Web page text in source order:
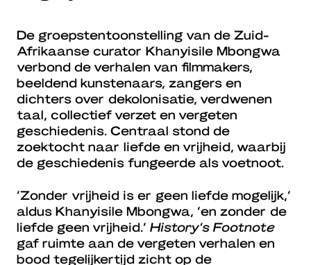
De groepstentoonstelling van de Zuid-
Afrikaanse curator Khanyisile Mbongwa
verbond de verhalen van filmmakers,
beeldend kunstenaars, zangers en
dichters over dekolonisatie, verdwenen
taal, collectief verzet en vergeten
geschiedenis. Centraal stond de
zoektocht naar liefde en vrijheid, waarbij
de geschiedenis fungeerde als voetnoot.
‘Zonder vrijheid is er geen liefde mogelijk,’
aldus Khanyisile Mbongwa, ‘en zonder de
liefde geen vrijheid.’ History’s Footnote
gaf ruimte aan de vergeten verhalen en
bood tegelijkertijd zicht op de